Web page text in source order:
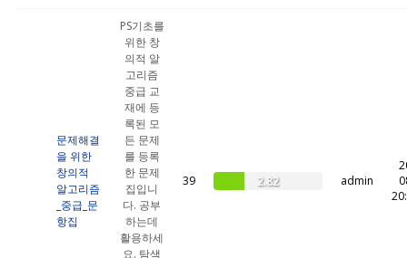
문제해결
을 위한
창의적
알고리즘
_중급_문
항집
PS기초를
위한 창
의적 알
고리즘
중급 교
재에 등
록된 모
든 문제
를 등록
한 문제
집입니
다. 공부
하는데
활용하세
요. 탐색
39 2.82 admin